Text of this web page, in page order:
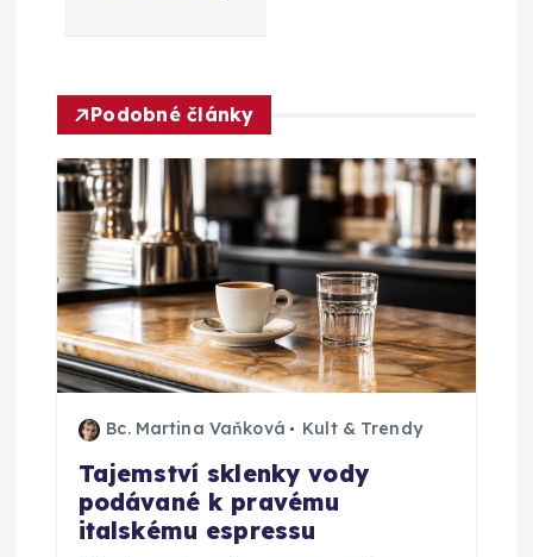
e
p
r
o
p
ř
Podobné články
Bc. Martina Vaňková Kult & Trendy
Tajemství sklenky vody
podávané k pravému
italskému espressu